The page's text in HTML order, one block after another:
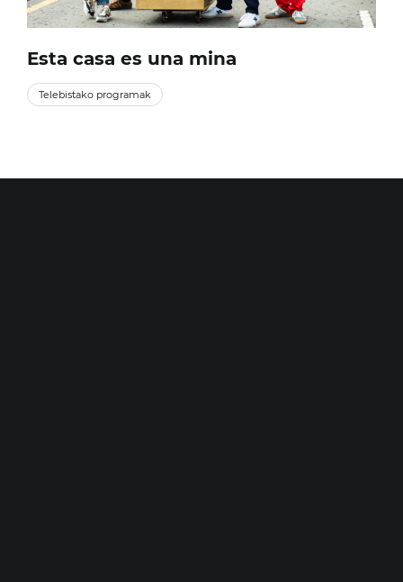
Esta casa es una mina
Telebistako programak